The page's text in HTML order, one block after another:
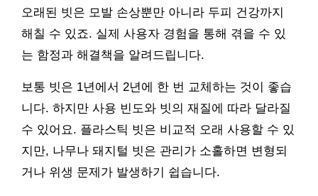
오래된 빗은 모발 손상뿐만 아니라 두피 건강까지
해칠 수 있죠. 실제 사용자 경험을 통해 겪을 수 있
는 함정과 해결책을 알려드립니다.
보통 빗은 1년에서 2년에 한 번 교체하는 것이 좋습
니다. 하지만 사용 빈도와 빗의 재질에 따라 달라질
수 있어요. 플라스틱 빗은 비교적 오래 사용할 수 있
지만, 나무나 돼지털 빗은 관리가 소홀하면 변형되
거나 위생 문제가 발생하기 쉽습니다.